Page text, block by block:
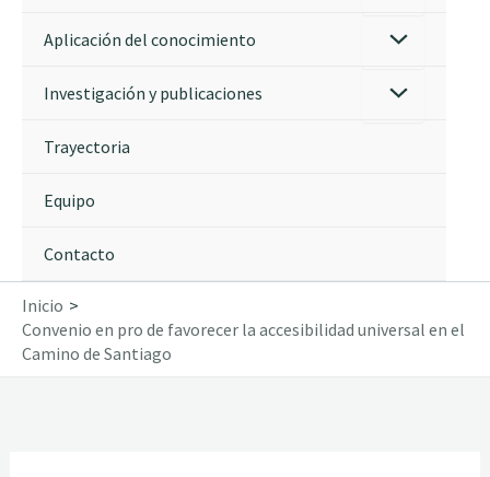
Aplicación del conocimiento
Investigación y publicaciones
Trayectoria
Equipo
Contacto
Inicio
Convenio en pro de favorecer la accesibilidad universal en el
Camino de Santiago